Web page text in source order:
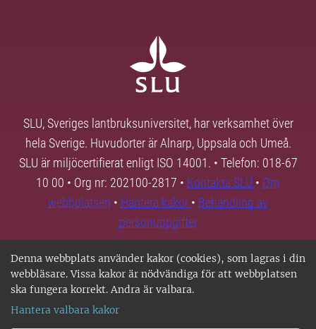
Denna webbplats använder kakor (cookies), som lagras i din
webbläsare. Vissa kakor är nödvändiga för att webbplatsen
ska fungera korrekt. Andra är valbara.
Hantera valbara kakor
SLU, Sveriges lantbruksuniversitet, har verksamhet över
hela Sverige. Huvudorter är Alnarp, Uppsala och Umeå.
SLU är miljöcertifierat enligt ISO 14001. • Telefon: 018-67
10 00 • Org nr: 202100-2817 • Kontakta SLU • Om
webbplatsen • Hantera kakor • Behandling av
personuppgifter